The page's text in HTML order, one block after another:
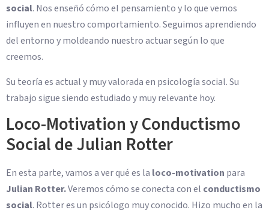
social. Nos enseñó cómo el pensamiento y lo que vemos
influyen en nuestro comportamiento. Seguimos aprendiendo
del entorno y moldeando nuestro actuar según lo que
creemos.
Su teoría es actual y muy valorada en psicología social. Su
trabajo sigue siendo estudiado y muy relevante hoy.
Loco-Motivation y Conductismo
Social de Julian Rotter
En esta parte, vamos a ver qué es la loco-motivation para
Julian Rotter.Veremos cómo se conecta con el conductismo
social. Rotter es un psicólogo muy conocido. Hizo mucho en la